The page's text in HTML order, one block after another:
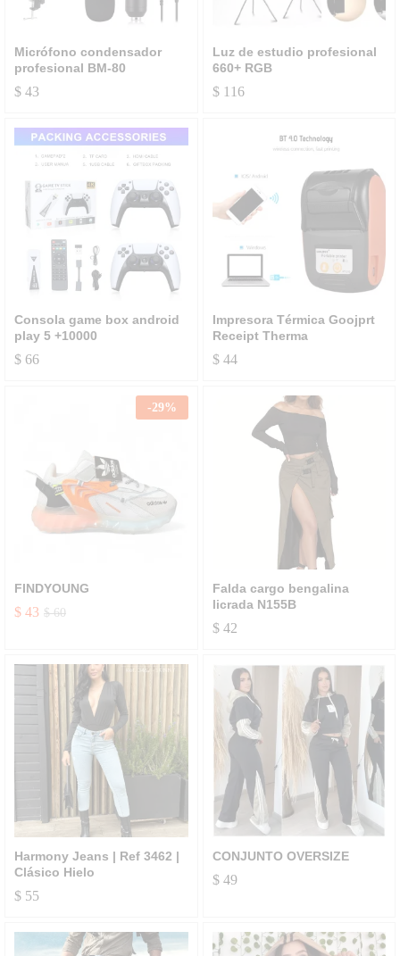
Micrófono condensador
profesional BM-80
$ 43
Luz de estudio profesional
660+ RGB
$116
Consola game box android
play 5 +10000
$ 66
Impresora Térmica Goojprt
Receipt Therma
$44
-29%
FINDYOUNG
$ 43 $60
Falda cargo bengalina
licrada N155B
$42
Harmony Jeans | Ref 3462 |
Clásico Hielo
$ 55
CONJUNTO OVERSIZE
$49